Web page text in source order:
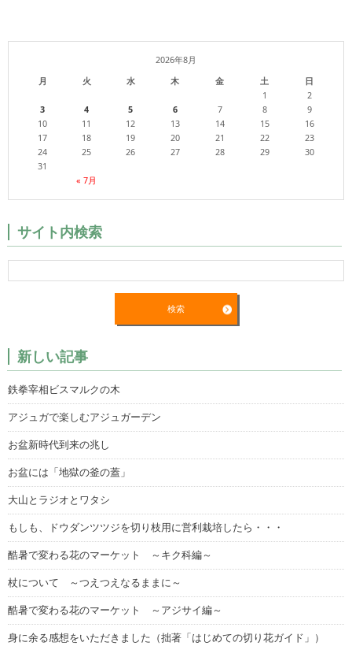
2026年8月
月
火 水 木 金 土 日
« 7月
1
2
3
4 5 6 7 8
9
10
11 12 13 14 15
16
17
18 19 20 21 22
23
24
25 26 27 28 29
30
31
サイト内検索
新しい記事
鉄拳宰相ビスマルクの木
アジュガで楽しむアジュガーデン
お盆新時代到来の兆し
お盆には「地獄の釜の蓋」
大山とラジオとワタシ
もしも、ドウダンツツジを切り枝用に営利栽培したら・・・
酷暑で変わる花のマーケット ～キク科編～
杖について ～つえつえなるままに～
酷暑で変わる花のマーケット ～アジサイ編～
身に余る感想をいただきました（拙著「はじめての切り花ガイド」）